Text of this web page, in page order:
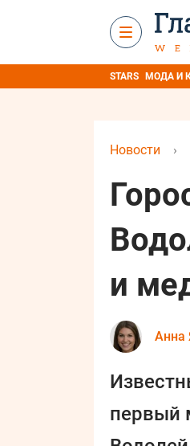
STARS МОДА И
Новости ›
и
Анна
первый